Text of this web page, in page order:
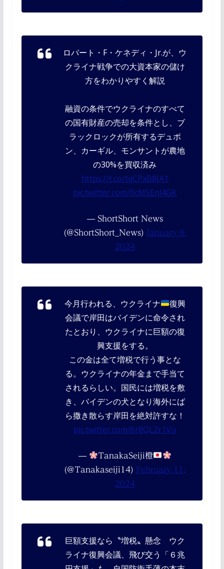
ロバート・F・ケネディ・Jr.が、ウ
クライナ戦争での大資本家の儲け
方をわかりやすく解説
融資の条件でウクライナのすべて
の国有財産の売却を条件とし、ブ
ラックロックが所有するデュポ
ン、カーギル、モンサントが農地
の30%を買収済み
https://t.co/tqCPxB8JA1
pic.twitter.com/0cMSEnl4GK
— ShortShort News
(@ShortShort_News) January 8,
2024
今月行われる、ウクライナ
復興
会議で岸田はバイデンに命令され
たとおり、ウクライナに巨額の復
興支援をする。
この金は全て増税で行う事とな
る。ウクライナの年金まで手当て
されるらしい。国民には増税を敷
き、バイデンの犬となり海外にば
ら撒き散らす岸田を絶対許すな！
pic.twitter.com/6r8QL2r1Vu
—
TanakaSeiji橙
(@Tanakaseiji14) February 11,
2024
巨額支援なら〝増税〟懸念 ウク
ライナ復興会議、飛び交う「６兆